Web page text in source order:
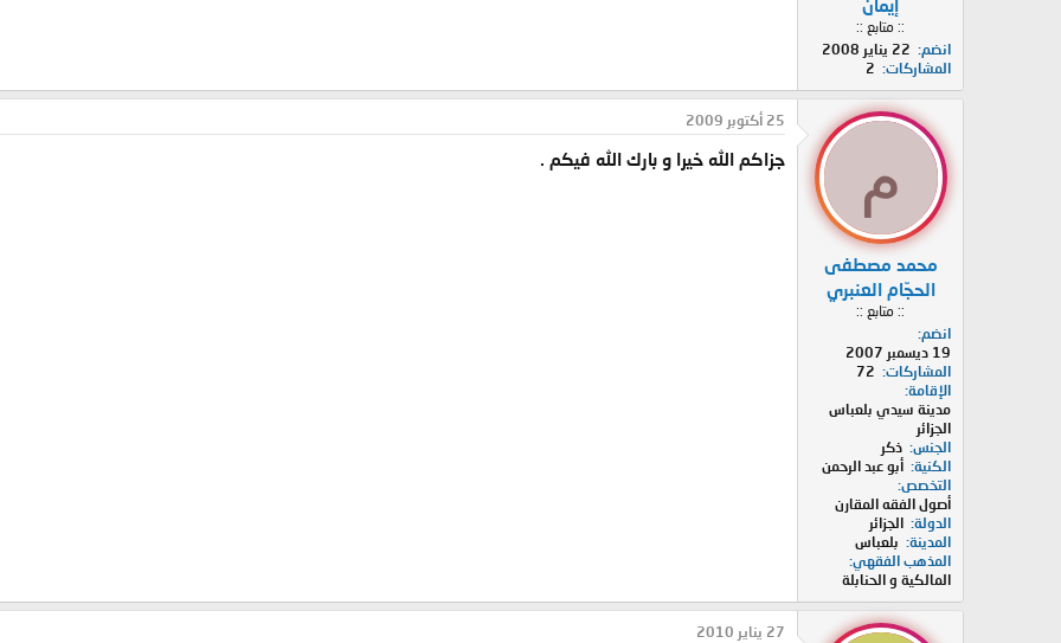
إيمان
:: متابع ::
انضم
22 يناير 2008
المشاركات
2
م
محمد مصطفى
الحجّام العنبري
:: متابع ::
انضم
19 ديسمبر 2007
المشاركات
72
الإقامة
مدينة سيدي بلعباس
الجزائر
الجنس ذكر
الكنية أبو عبد الرحمن
التخصص
أصول الفقه المقارن
الدولة الجزائر
المدينة
بلعباس
المذهب الفقهي
المالكية و الحنابلة
25 أكتوبر 2009
جزاكم الله خيرا و بارك الله فيكم .
27 يناير 2010